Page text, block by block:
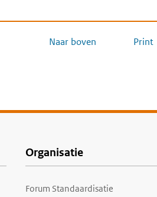
Naar boven Print
Organisatie
Forum Standaardisatie